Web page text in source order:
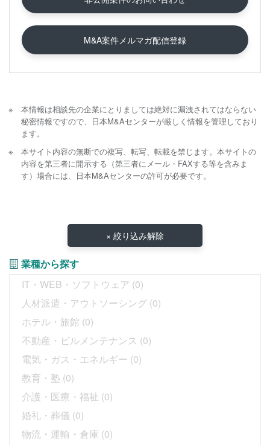
M&A案件メルマガ配信登録
本情報は相談先の企業にとりましては絶対に漏洩されてはならない
秘密情報ですので、日本M&Aセンターが厳しく情報を管理しており
ます。
本サイト内容の無断での複写、転写、転載を禁じます。本サイトの
内容を第三者に開示する（第三者にメール・FAXする等を含みま
す）場合には、日本M&Aセンターの許可が必要です。
× 絞り込み解除
業種から探す
IT・WEB・ソフトウェア (0)
人材派遣・アウトソーシング (0)
ホテル・旅館 (0)
不動産・ビルメンテナンス (0)
電気・ガス・エネルギー (0)
教育・塾 (0)
介護・医療・福祉 (0)
婚礼・葬儀 (0)
物流・運輸・倉庫 (0)